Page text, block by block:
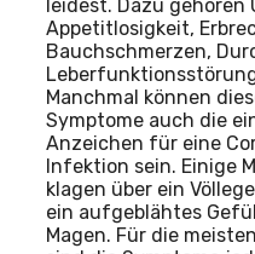
leidest. Dazu gehören
Appetitlosigkeit,
Bauchschmerzen,
Manchmal können
Symptome auch die
Anzeichen für eine
Infektion sein. Einige
klagen über ein
ein aufgeblähtes
Magen. Für die